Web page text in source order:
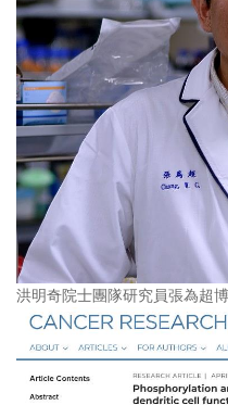
洪明奇院士團隊研究員張為超